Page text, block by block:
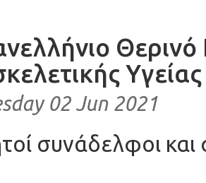
Υγείας
02 Jun 2021
συνάδελφοι και